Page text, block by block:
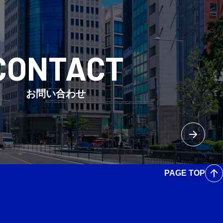
お問い合わせ
PAGE TOP